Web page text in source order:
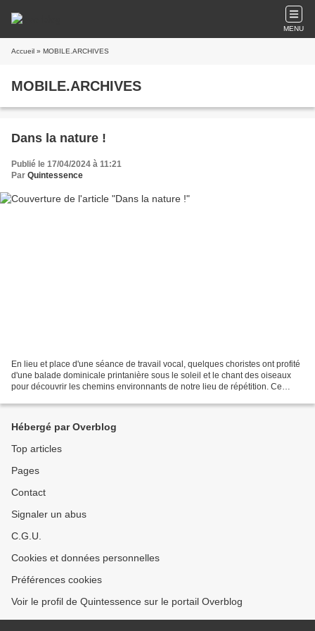
MENU
Accueil » MOBILE.ARCHIVES
MOBILE.ARCHIVES
Dans la nature !
Publié le 17/04/2024 à 11:21
Par Quintessence
En lieu et place d'une séance de travail vocal, quelques choristes ont profité
d'une balade dominicale printanière sous le soleil et le chant des oiseaux
pour découvrir les chemins environnants de notre lieu de répétition. Ce
Hébergé par Overblog
Top articles
Pages
Contact
Signaler un abus
C.G.U.
Cookies et données personnelles
Préférences cookies
Voir le profil de Quintessence sur le portail Overblog